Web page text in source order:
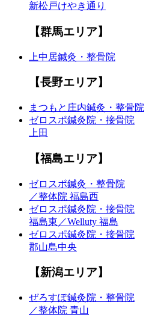
新松戸けやき通り
【群馬エリア】
上中居鍼灸・整骨院
【長野エリア】
まつもと庄内鍼灸・整骨院
ゼロスポ鍼灸院・接骨院
上田
【福島エリア】
ゼロスポ鍼灸・整骨院
／整体院 福島西
ゼロスポ鍼灸院・接骨院
福島東／Welluty 福島
ゼロスポ鍼灸院・接骨院
郡山島中央
【新潟エリア】
ぜろすぽ鍼灸院・整骨院
／整体院 青山